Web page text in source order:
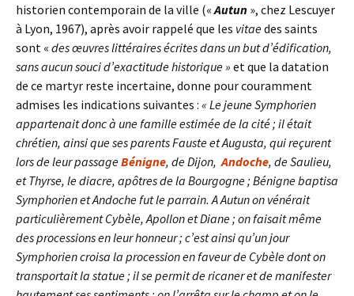
historien contemporain de la ville («Autun », chez Lescuyer
à Lyon, 1967), après avoir rappelé que les vitaedes saints
sont « des œuvres littéraires écrites dans un but d’édification,
sans aucun souci d’exactitude historique » et que la datation
de ce martyr reste incertaine, donne pour couramment
admises les indications suivantes : « Le jeune Symphorien
appartenait donc à une famille estimée de la cité ; il était
chrétien, ainsi que ses parents Fauste et Augusta, qui reçurent
lors de leur passageBénigne, de Dijon,Andoche, de Saulieu,
et Thyrse, le diacre, apôtres de la Bourgogne ; Bénigne baptisa
Symphorien et Andoche fut le parrain. A Autun on vénérait
particulièrement Cybèle, Apollon et Diane ; on faisait même
des processions en leur honneur ; c’est ainsi qu’un jour
Symphorien croisa la procession en faveur de Cybèle dont on
transportait la statue ; il se permit de ricaner et de manifester